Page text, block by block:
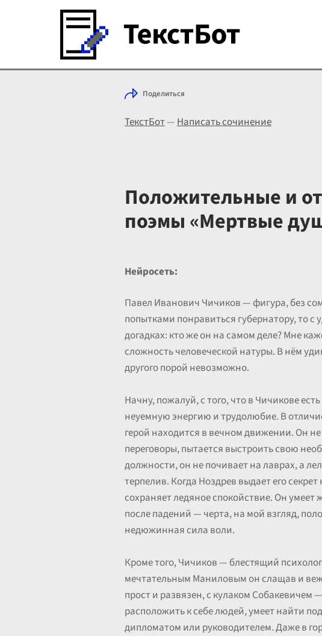
Поделиться
ТекстБот—Написать сочинение
Положительные и
поэмы «Мертвые
Нейросеть:
Павел Иванович Чичиков — фигура, без
попытками понравиться губернатору, то
догадках: кто же он на самом деле? Мне
сложность человеческой натуры. В нём
другого порой невозможно.
Начну, пожалуй, с того, что в Чичикове
неуемную энергию и трудолюбие. В
герой находится в вечном движении. Он
переговоры, пытается выстроить свою
должности, он не почивает на лаврах, а
терпелив. Когда Ноздрев выдает его
сохраняет ледяное спокойствие. Он
после падений — черта, на мой взгляд,
недюжинная сила воли.
Кроме того, Чичиков — блестящий
мечтательным Маниловым он слащав и
прост и развязен, с кулаком
расположить к себе людей, умеет найти
дипломатом или руководителем. Даже в